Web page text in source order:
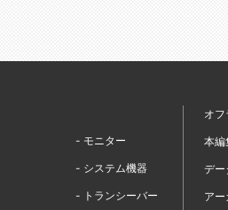
- モニター
- システム機器
- トランシーバー
オ
本編
デー
ア